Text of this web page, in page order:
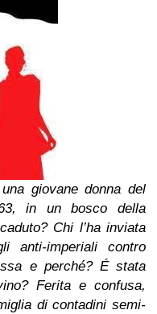
giovane donna del
in un bosco della
Chi l’ha inviata
anti-imperiali contro
e perché? É stata
Ferita e confusa,
di contadini semi-